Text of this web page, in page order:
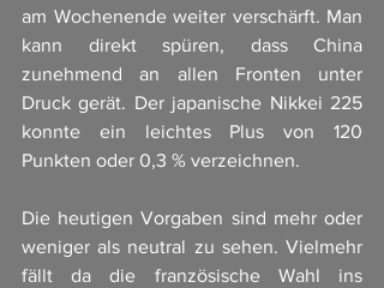
am Wochenende weiter verschärft. Man
kann direkt spüren, dass China
zunehmend an allen Fronten unter
Druck gerät. Der japanische Nikkei 225
konnte ein leichtes Plus von 120
Punkten oder 0,3 % verzeichnen.
Die heutigen Vorgaben sind mehr oder
weniger als neutral zu sehen. Vielmehr
fällt da die französische Wahl ins